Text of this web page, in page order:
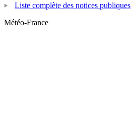
Liste complète des notices publiques
Météo-France